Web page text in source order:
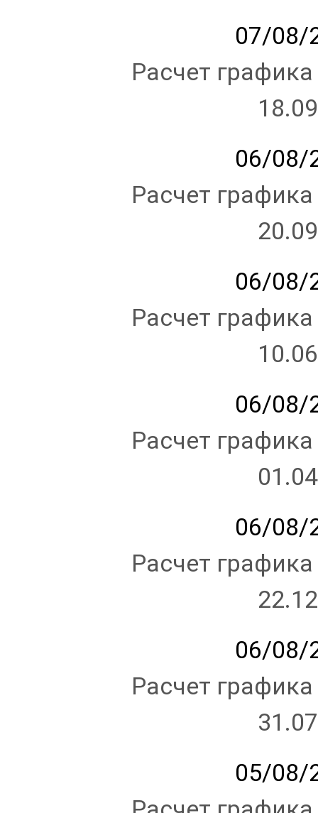
07/08/
Расчет
06/08/
Расчет
06/08/
Расчет
06/08/
Расчет
06/08/
Расчет
06/08/
Расчет
05/08/